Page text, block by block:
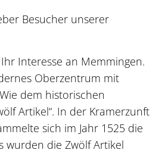
Besucher unserer
Interesse an Memmingen.
Oberzentrum mit
dem historischen
Artikel“. In der Kramerzunft
sich im Jahr 1525 die
wurden die Zwölf Artikel